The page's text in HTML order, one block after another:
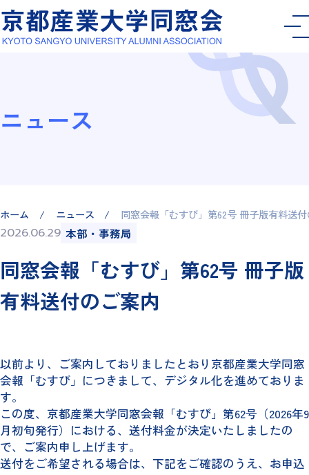
ニュース
ホーム ニュース 同窓会報「むすび」第62号 冊子版有料送
2026.06.29 本部・事務局
同窓会報「むすび」第62号 冊子版
有料送付のご案内
以前より、ご案内しておりましたとおり京都産業大学同窓
会報「むすび」につきまして、デジタル化を進めておりま
す。
この度、京都産業大学同窓会報「むすび」第62号（2026年9
月初旬発行）における、送付料金が決定いたしましたの
で、ご案内申し上げます。
送付をご希望される場合は、下記をご確認のうえ、お申込